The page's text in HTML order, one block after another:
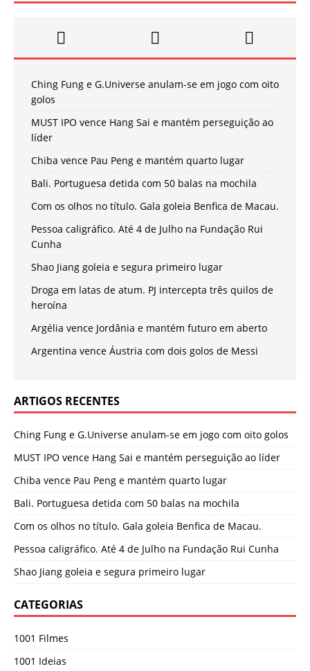
Ching Fung e G.Universe anulam-se em jogo com oito
golos
MUST IPO vence Hang Sai e mantém perseguição ao
líder
Chiba vence Pau Peng e mantém quarto lugar
Bali. Portuguesa detida com 50 balas na mochila
Com os olhos no título. Gala goleia Benfica de Macau.
Pessoa caligráfico. Até 4 de Julho na Fundação Rui
Cunha
Shao Jiang goleia e segura primeiro lugar
Droga em latas de atum. PJ intercepta três quilos de
heroína
Argélia vence Jordânia e mantém futuro em aberto
Argentina vence Áustria com dois golos de Messi
ARTIGOS RECENTES
Ching Fung e G.Universe anulam-se em jogo com oito golos
MUST IPO vence Hang Sai e mantém perseguição ao líder
Chiba vence Pau Peng e mantém quarto lugar
Bali. Portuguesa detida com 50 balas na mochila
Com os olhos no título. Gala goleia Benfica de Macau.
Pessoa caligráfico. Até 4 de Julho na Fundação Rui Cunha
Shao Jiang goleia e segura primeiro lugar
CATEGORIAS
1001 Filmes
1001 Ideias